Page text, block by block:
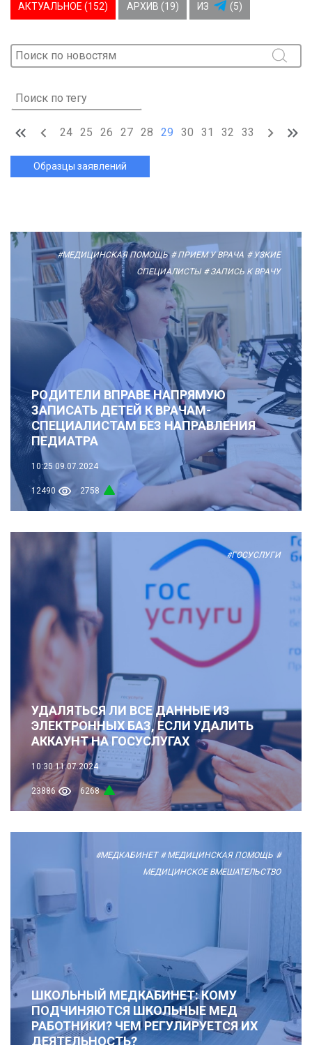
АКТУАЛЬНОЕ (152) АРХИВ (19) ИЗ (5)
24 25 26 27 28 29 30 31 32 33
Образцы заявлений
#МЕДИЦИНСКАЯ ПОМОЩЬ # ПРИЕМ У ВРАЧА # УЗКИЕ
СПЕЦИАЛИСТЫ # ЗАПИСЬ К ВРАЧУ
РОДИТЕЛИ ВПРАВЕ НАПРЯМУЮ
ЗАПИСАТЬ ДЕТЕЙ К ВРАЧАМ-
СПЕЦИАЛИСТАМ БЕЗ НАПРАВЛЕНИЯ
ПЕДИАТРА
10:25 09.07.2024
12490 2758
#ГОСУСЛУГИ
УДАЛЯТЬСЯ ЛИ ВСЕ ДАННЫЕ ИЗ
ЭЛЕКТРОННЫХ БАЗ, ЕСЛИ УДАЛИТЬ
АККАУНТ НА ГОСУСЛУГАХ
10:30 11.07.2024
23886 6268
#МЕДКАБИНЕТ # МЕДИЦИНСКАЯ ПОМОЩЬ #
МЕДИЦИНСКОЕ ВМЕШАТЕЛЬСТВО
ШКОЛЬНЫЙ МЕДКАБИНЕТ: КОМУ
ПОДЧИНЯЮТСЯ ШКОЛЬНЫЕ МЕД
РАБОТНИКИ? ЧЕМ РЕГУЛИРУЕТСЯ ИХ
ДЕЯТЕЛЬНОСТЬ?